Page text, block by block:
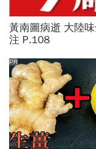
黃南圖病逝 大陸
注 P.108
PR